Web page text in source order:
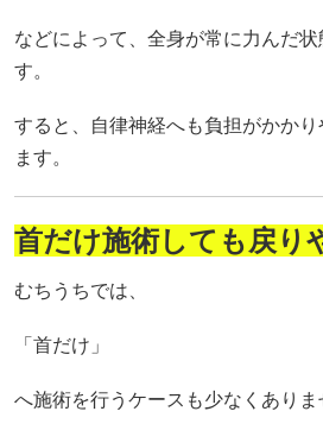
などによって、全身が常に力んだ
す。
すると、自律神経へも負担がかかり
ます。
首だけ施術しても戻り
むちうちでは、
「首だけ」
へ施術を行うケースも少なくありま